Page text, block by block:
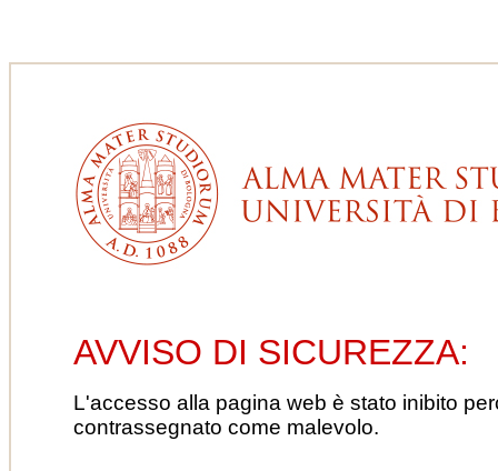
AVVISO DI SICUREZZA:
L'accesso alla pagina web è stato inibito
contrassegnato come malevolo.